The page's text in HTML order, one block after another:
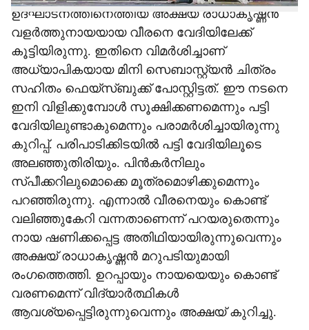
ഉദ്ഘാടനത്തിനെത്തിയ അക്ഷയ് രാധാകൃഷ്ണന്‍
വളര്‍ത്തുനായയായ വീരനെ വേദിയിലേക്ക്
കൂട്ടിയിരുന്നു. ഇതിനെ വിമര്‍ശിച്ചാണ്
അധ്യാപികയായ മിനി സെബാസ്റ്റ്യന്‍ ചിത്രം
സഹിതം ഫെയ്‌സ്ബുക്ക് പോസ്റ്റിട്ടത്. ഈ നടനെ
ഇനി വിളിക്കുമ്പോള്‍ സൂക്ഷിക്കണമെന്നും പട്ടി
വേദിയിലുണ്ടാകുമെന്നും പരാമര്‍ശിച്ചായിരുന്നു
കുറിപ്പ്. പരിപാടിക്കിടയില്‍ പട്ടി വേദിയിലൂടെ
അലഞ്ഞുതിരിയും. പിന്‍കര്‍നിലും
സ്പീക്കറിലുമൊക്കെ മൂത്രമൊഴിക്കുമെന്നും
പറഞ്ഞിരുന്നു. എന്നാല്‍ വീരനെയും കൊണ്ട്
വലിഞ്ഞുകേറി വന്നതാണെന്ന് പറയരുതെന്നും
നായ ഷണിക്കപ്പെട്ട അതിഥിയായിരുന്നുവെന്നും
അക്ഷയ് രാധാകൃഷ്ണന്‍ മറുപടിയുമായി
രംഗത്തെത്തി. ഉറപ്പായും നായയെയും കൊണ്ട്
വരണമെന്ന് വിദ്യാര്‍ത്ഥികള്‍
ആവശ്യപ്പെട്ടിരുന്നുവെന്നും അക്ഷയ് കുറിച്ചു.